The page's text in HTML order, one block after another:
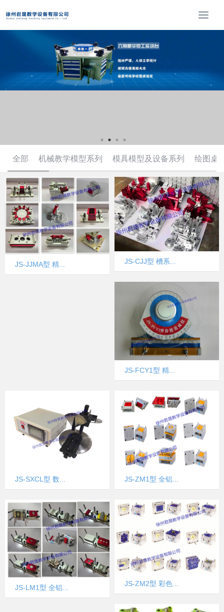
T
o
e
a
t
i
o
n
全部 机械教学模型系列 模具模型及设备系列 绘图桌
JS-JJMA型 精... JS-CJJ型 槽系...
JS-FCY1型 精...
JS-SXCL型 数... JS-ZM1型 全铝...
JS-LM1型 全铝...
JS-ZM2型 彩色...